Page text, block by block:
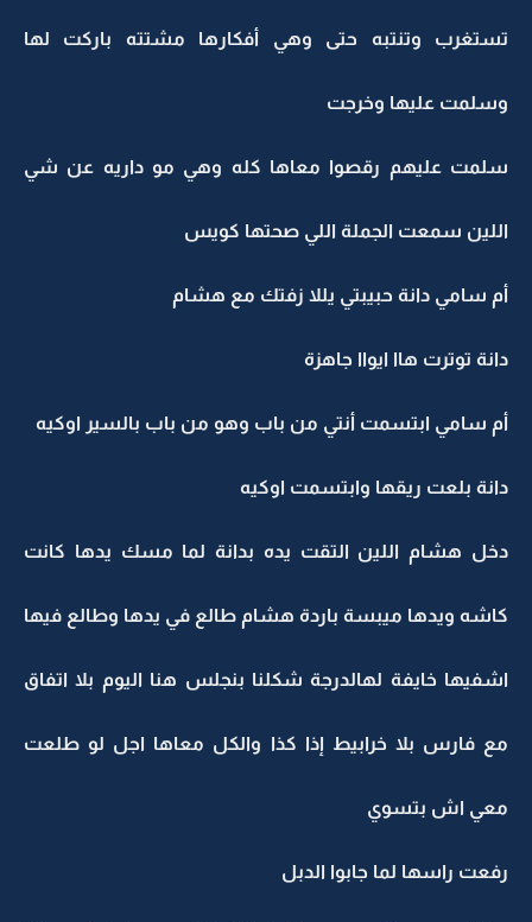
تستغرب وتنتبه حتى وهي أفكارها مشتته باركت لها
وسلمت عليها وخرجت
سلمت عليهم رقصوا معاها كله وهي مو داريه عن شي
اللين سمعت الجملة اللي صحتها كويس
أم سامي دانة حبيبتي يللا زفتك مع هشام
دانة توترت هاا ايواا جاهزة
أم سامي ابتسمت أنتي من باب وهو من باب بالسير اوكيه
دانة بلعت ريقها وابتسمت اوكيه
دخل هشام اللين التقت يده بدانة لما مسك يدها كانت
كاشه ويدها ميبسة باردة هشام طالع في يدها وطالع فيها
اشفيها خايفة لهالدرجة شكلنا بنجلس هنا اليوم بلا اتفاق
مع فارس بلا خرابيط إذا كذا والكل معاها اجل لو طلعت
معي اش بتسوي
رفعت راسها لما جابوا الدبل